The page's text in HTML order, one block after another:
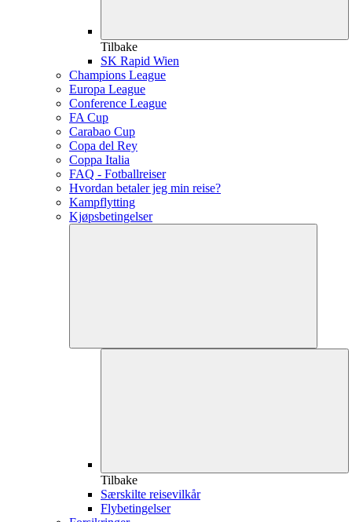
Tilbake
SK Rapid Wien
Champions League
Europa League
Conference League
FA Cup
Carabao Cup
Copa del Rey
Coppa Italia
FAQ - Fotballreiser
Hvordan betaler jeg min reise?
Kampflytting
Kjøpsbetingelser
Tilbake
Særskilte reisevilkår
Flybetingelser